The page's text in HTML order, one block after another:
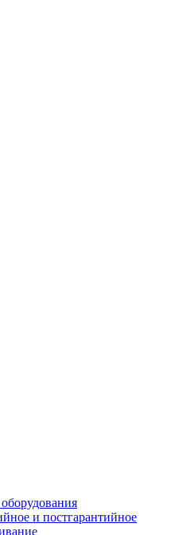
и постгарантийное